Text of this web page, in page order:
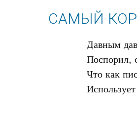
САМЫЙ
Давным
Поспорил,
Что как